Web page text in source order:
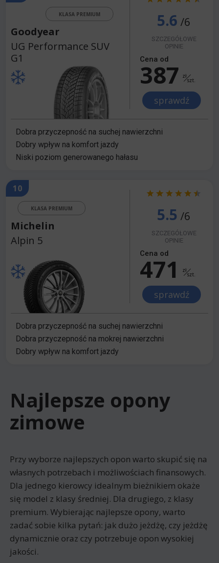
KLASA PREMIUM
Goodyear
UG Performance SUV
G1
5.6 /6
SZCZEGÓŁOWE
OPINIE
Cena od
387 zł
szt.
sprawdź
Dobra przyczepność na suchej nawierzchni
Dobry wpływ na komfort jazdy
Niski poziom generowanego hałasu
10
KLASA PREMIUM
Michelin
Alpin 5
5.5 /6
SZCZEGÓŁOWE
OPINIE
Cena od
471 zł
szt.
sprawdź
Dobra przyczepność na suchej nawierzchni
Dobra przyczepność na mokrej nawierzchni
Dobry wpływ na komfort jazdy
Najlepsze opony
zimowe
Przy wyborze najlepszych opon warto skupić się na
własnych potrzebach i możliwościach finansowych.
Dla jednego kierowcy idealnym bieżnikiem okaże
się model z klasy średniej. Dla drugiego, z klasy
premium. Wybierając najlepsze opony, warto
zadać sobie kilka pytań: jak dużo jeżdżę, czy jeżdżę
dynamicznie oraz czy potrzebuje opon wysokiej
jakości.